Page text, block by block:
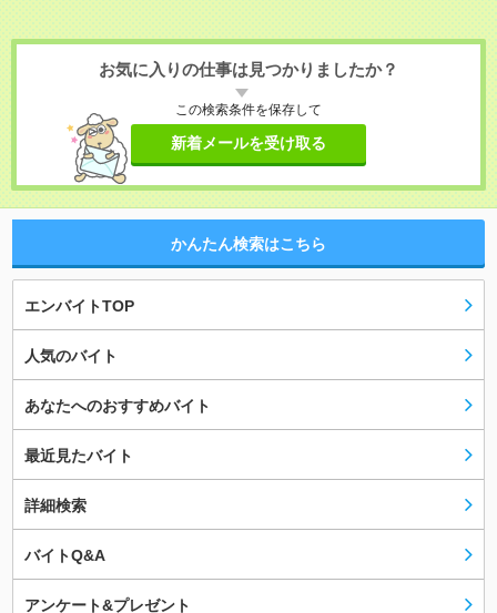
お気に入りの仕事は見つかりましたか？
この検索条件を保存して
新着メールを受け取る
かんたん検索はこちら
エンバイトTOP
人気のバイト
あなたへのおすすめバイト
最近見たバイト
詳細検索
バイトQ&A
アンケート&プレゼント